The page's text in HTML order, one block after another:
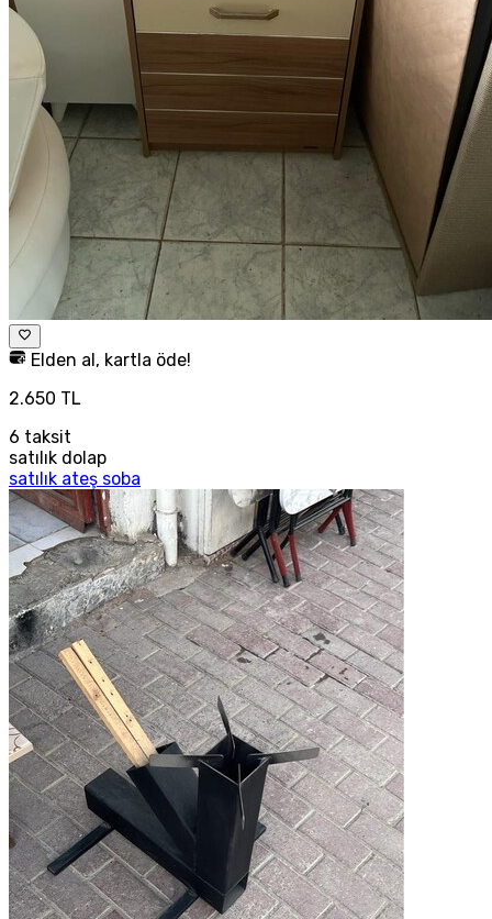
Elden al, kartla öde!
2.650 TL
6 taksit
satılık dolap
satılık ateş soba